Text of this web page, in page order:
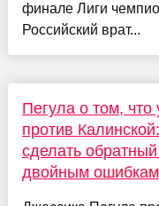
финале Лиги
Российский врат...
Пегула о том, что
против
сделать
двойным